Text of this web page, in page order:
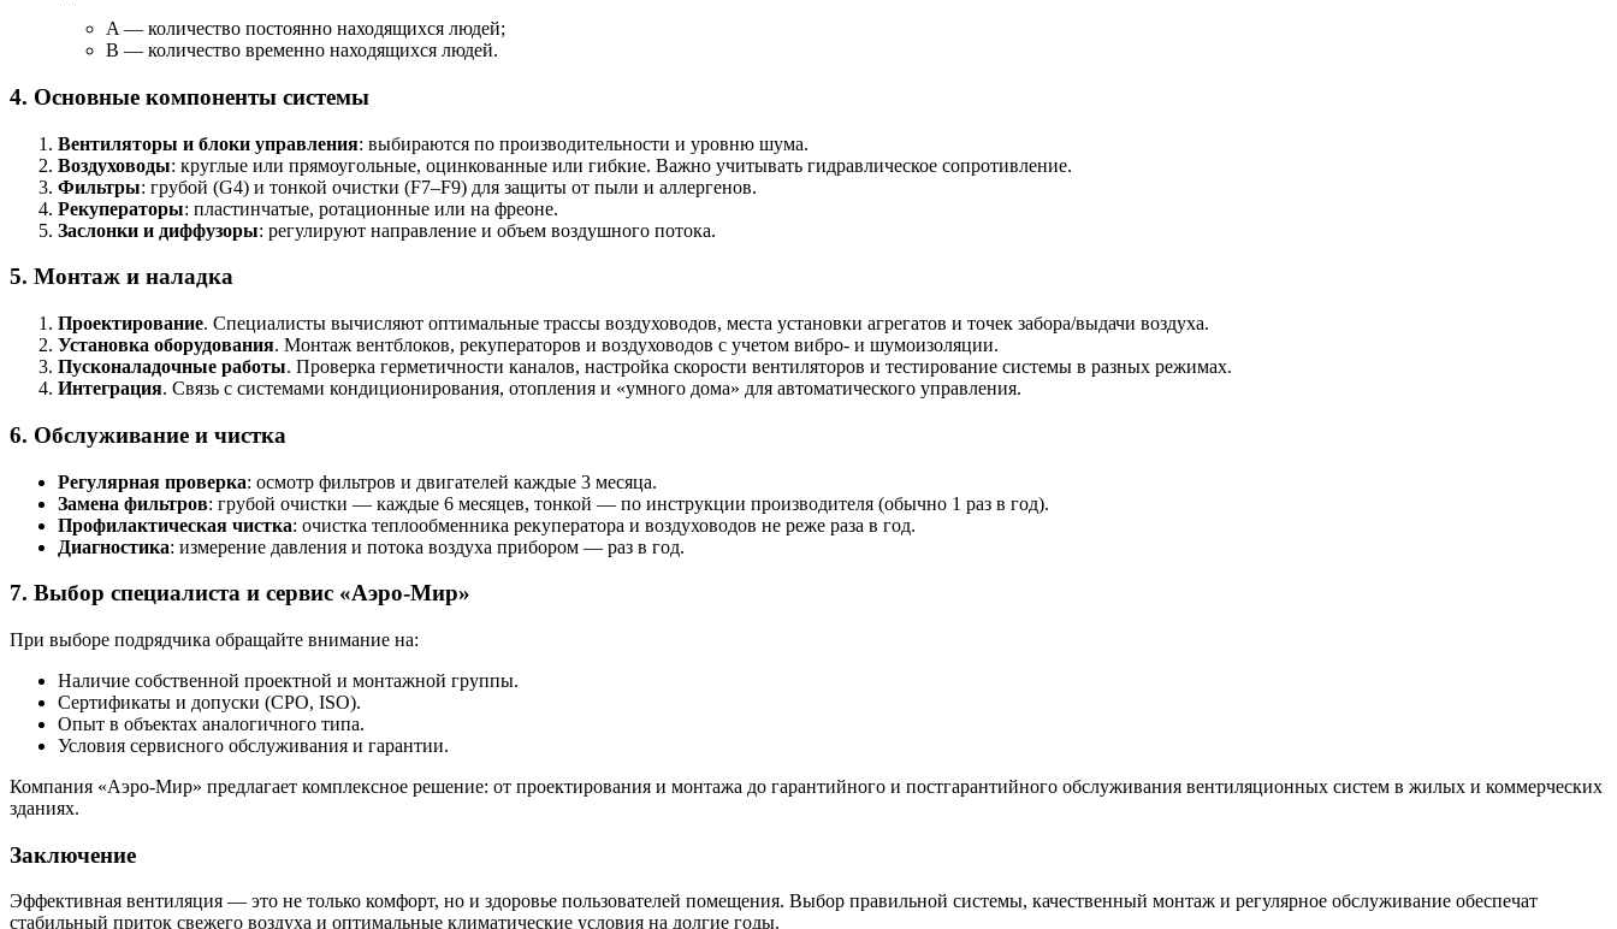
A — количество постоянно находящихся людей;
B — количество временно находящихся людей.
4. Основные компоненты системы
Вентиляторы и блоки управления: выбираются по производительности и уровню шума.
Воздуховоды: круглые или прямоугольные, оцинкованные или гибкие. Важно учитывать гидравлическое сопротивление.
Фильтры: грубой (G4) и тонкой очистки (F7–F9) для защиты от пыли и аллергенов.
Рекуператоры: пластинчатые, ротационные или на фреоне.
Заслонки и диффузоры: регулируют направление и объем воздушного потока.
5. Монтаж и наладка
Проектирование. Специалисты вычисляют оптимальные трассы воздуховодов, места установки агрегатов и точек забора/выдачи воздуха.
Установка оборудования. Монтаж вентблоков, рекуператоров и воздуховодов с учетом вибро- и шумоизоляции.
Пусконаладочные работы. Проверка герметичности каналов, настройка скорости вентиляторов и тестирование системы в разных режимах.
Интеграция. Связь с системами кондиционирования, отопления и «умного дома» для автоматического управления.
6. Обслуживание и чистка
Регулярная проверка: осмотр фильтров и двигателей каждые 3 месяца.
Замена фильтров: грубой очистки — каждые 6 месяцев, тонкой — по инструкции производителя (обычно 1 раз в год).
Профилактическая чистка: очистка теплообменника рекуператора и воздуховодов не реже раза в год.
Диагностика: измерение давления и потока воздуха прибором — раз в год.
7. Выбор специалиста и сервис «Аэро-Мир»
При выборе подрядчика обращайте внимание на:
Наличие собственной проектной и монтажной группы.
Сертификаты и допуски (СРО, ISO).
Опыт в объектах аналогичного типа.
Условия сервисного обслуживания и гарантии.
Компания «Аэро-Мир» предлагает комплексное решение: от проектирования и монтажа до гарантийного и постгарантийного обслуживания вентиляционных систем в жилых и коммерческих
зданиях.
Заключение
Эффективная вентиляция — это не только комфорт, но и здоровье пользователей помещения. Выбор правильной системы, качественный монтаж и регулярное обслуживание обеспечат
стабильный приток свежего воздуха и оптимальные климатические условия на долгие годы.